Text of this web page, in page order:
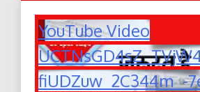
YouTube Video
fiUDZuw_2C344m_-